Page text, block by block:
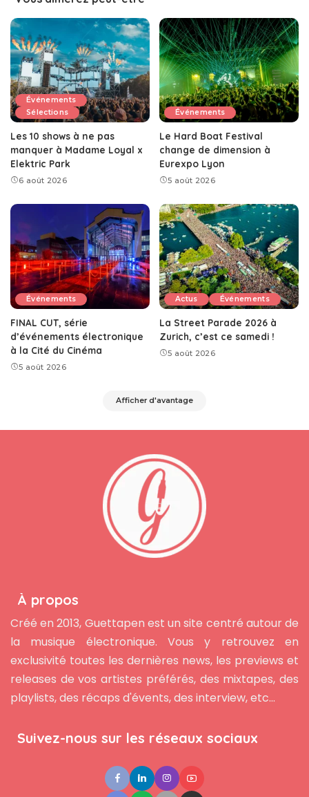
Événements
Sélections
Les 10 shows à ne pas
manquer à Madame Loyal x
Elektric Park
6 août 2026
Événements
Le Hard Boat Festival
change de dimension à
Eurexpo Lyon
5 août 2026
Événements
FINAL CUT, série
d’événements électronique
à la Cité du Cinéma
5 août 2026
Actus Événements
La Street Parade 2026 à
Zurich, c’est ce samedi !
5 août 2026
Afficher d'avantage
À propos
Créé en 2013, Guettapen est un site centré autour de
la musique électronique. Vous y retrouvez en
exclusivité toutes les dernières news, les previews et
releases de vos artistes préférés, des mixtapes, des
playlists, des récaps d'évents, des interview, etc...
Suivez-nous sur les réseaux sociaux